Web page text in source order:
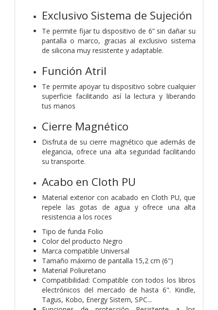
Exclusivo Sistema de Sujeción
Te permite fijar tu dispositivo de 6” sin dañar su
pantalla o marco, gracias al exclusivo sistema
de silicona muy resistente y adaptable.
Función Atril
Te permite apoyar tu dispositivo sobre cualquier
superficie facilitando así la lectura y liberando
tus manos
Cierre Magnético
Disfruta de su cierre magnético que además de
elegancia, ofrece una alta seguridad facilitando
su transporte.
Acabo en Cloth PU
Material exterior con acabado en Cloth PU, que
repele las gotas de agua y ofrece una alta
resistencia a los roces
Tipo de funda Folio
Color del producto Negro
Marca compatible Universal
Tamaño máximo de pantalla 15,2 cm (6")
Material Poliuretano
Compatibilidad: Compatible con todos los libros
electrónicos del mercado de hasta 6". Kindle,
Tagus, Kobo, Energy Sistem, SPC...